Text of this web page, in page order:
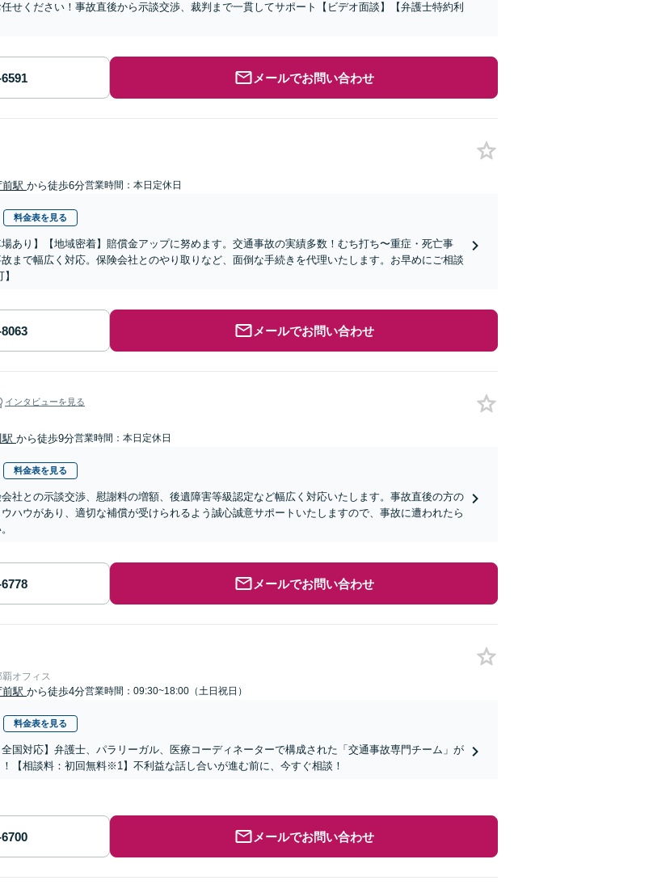
せください！事故直後から示談交渉、裁判まで一貫してサポート【ビデオ面談】【弁護士特約利
メールでお問い合わせ
前駅 から徒歩6分営業時間：本日定休日
料金表を見る
場あり】【地域密着】賠償金アップに努めます。交通事故の実績多数！むち打ち〜重症・死亡事
まで幅広く対応。保険会社とのやり取りなど、面倒な手続きを代理いたします。お早めにご相談
メールでお問い合わせ
インタビューを見る
駅 から徒歩9分営業時間：本日定休日
料金表を見る
会社との示談交渉、慰謝料の増額、後遺障害等級認定など幅広く対応いたします。事故直後の方の
ハウがあり、適切な補償が受けられるよう誠心誠意サポートいたしますので、事故に遭われたら
メールでお問い合わせ
オフィス
前駅 から徒歩4分営業時間：09:30~18:00（土日祝日）
料金表を見る
全国対応】弁護士、パラリーガル、医療コーディネーターで構成された「交通事故専門チーム」が
【相談料：初回無料※1】不利益な話し合いが進む前に、今すぐ相談！
メールでお問い合わせ